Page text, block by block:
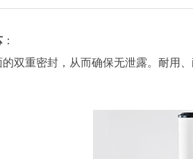
：
重密封，从而确保无泄露。耐用、